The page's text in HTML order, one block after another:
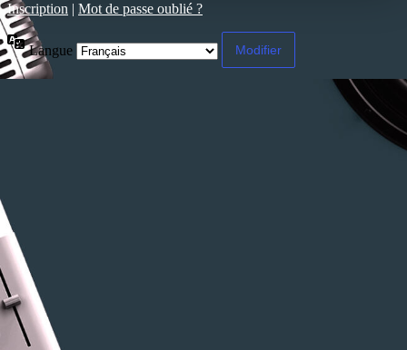
Inscription | Mot de passe oublié ?
Langue